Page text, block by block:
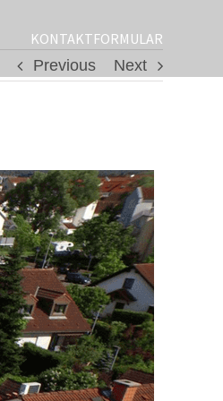
KONTAKTFORMULAR
Previous
Next